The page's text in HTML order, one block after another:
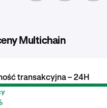
Multichain
transakcyjna – 24H